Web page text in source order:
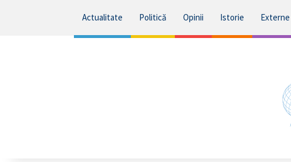
Actualitate Politică Opinii Istorie Externe